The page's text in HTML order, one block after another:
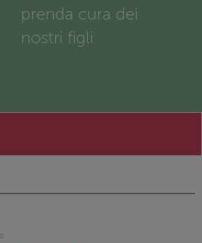
prenda cura dei
nostri figli